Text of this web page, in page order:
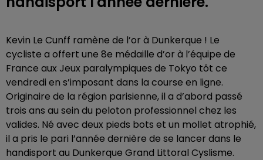
Kevin Le Cunff ramène de l’or à Dunkerque ! Le
cycliste a offert une 8e médaille d’or à l’équipe de
France aux Jeux paralympiques de Tokyo tôt ce
vendredi en s’imposant dans la course en ligne.
Originaire de la région parisienne, il a d’abord passé
trois ans au sein du peloton professionnel chez les
valides. Né avec deux pieds bots et un mollet atrophié,
il a pris le pari l’année dernière de se lancer dans le
handisport au Dunkerque Grand Littoral Cyslisme.